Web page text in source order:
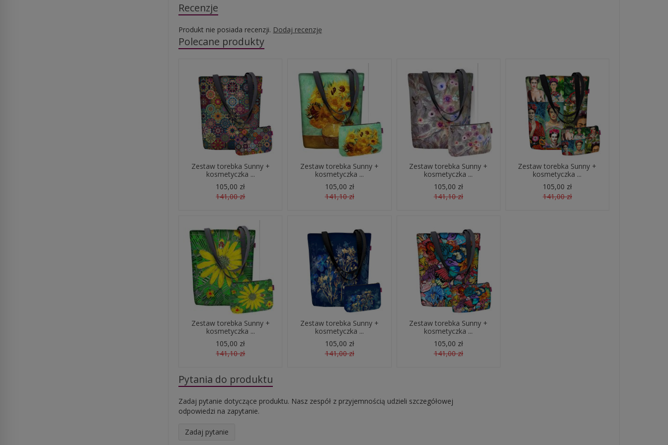
Recenzje
Produkt nie posiada recenzji. Dodaj recenzję
Polecane produkty
Zestaw torebka Sunny +
kosmetyczka ...
105,00 zł
141,00 zł
Zestaw torebka Sunny +
kosmetyczka ...
105,00 zł
141,10 zł
Zestaw torebka Sunny +
kosmetyczka ...
105,00 zł
141,10 zł
Zestaw torebka Sunny +
kosmetyczka ...
105,00 zł
141,00 zł
Zestaw torebka Sunny +
kosmetyczka ...
105,00 zł
141,10 zł
Zestaw torebka Sunny +
kosmetyczka ...
105,00 zł
141,00 zł
Zestaw torebka Sunny +
kosmetyczka ...
105,00 zł
141,00 zł
Pytania do produktu
Zadaj pytanie dotyczące produktu. Nasz zespół z przyjemnością udzieli szczegółowej
odpowiedzi na zapytanie.
Zadaj pytanie